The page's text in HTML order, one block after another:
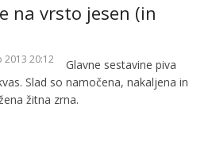
na vrsto jesen (in
2013 20:12
Glavne sestavine piva
Slad so namočena, nakaljena in
žitna zrna.